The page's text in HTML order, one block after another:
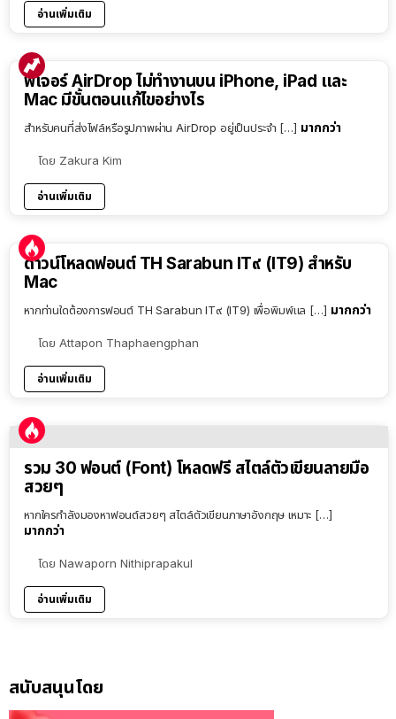
อ่านเพิ่มเติม
ฟีเจอร์ AirDrop ไม่ทำงานบน iPhone, iPad และ
Mac มีขั้นตอนแก้ไขอย่างไร
สำหรับคนที่ส่งไฟล์หรือรูปภาพผ่าน AirDrop อยู่เป็นประจำ […] มากกว่า
โดย Zakura Kim
อ่านเพิ่มเติม
ดาวน์โหลดฟอนต์ TH Sarabun IT๙ (IT9) สำหรับ
Mac
หากท่านใดต้องการฟอนต์ TH Sarabun IT๙ (IT9) เพื่อพิมพ์แล […] มากกว่า
โดย Attapon Thaphaengphan
อ่านเพิ่มเติม
รวม 30 ฟอนต์ (Font) โหลดฟรี สไตล์ตัวเขียนลายมือ
สวยๆ
หากใครกำลังมองหาฟอนต์สวยๆ สไตล์ตัวเขียนภาษาอังกฤษ เหมาะ […]
มากกว่า
โดย Nawaporn Nithiprapakul
อ่านเพิ่มเติม
สนับสนุนโดย